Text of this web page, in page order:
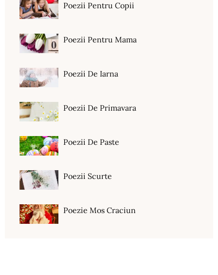
Poezii Pentru Copii
Poezii Pentru Mama
Poezii De Iarna
Poezii De Primavara
Poezii De Paste
Poezii Scurte
Poezie Mos Craciun